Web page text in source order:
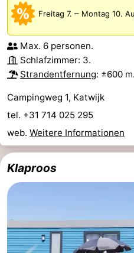
Freitag 7. – Montag 10.
Max. 6 personen.
Schlafzimmer: 3.
Strandentfernung: ±600 m.
Campingweg 1, Katwijk
tel. +31 714 025 295
web. Weitere Informationen
Klaproos